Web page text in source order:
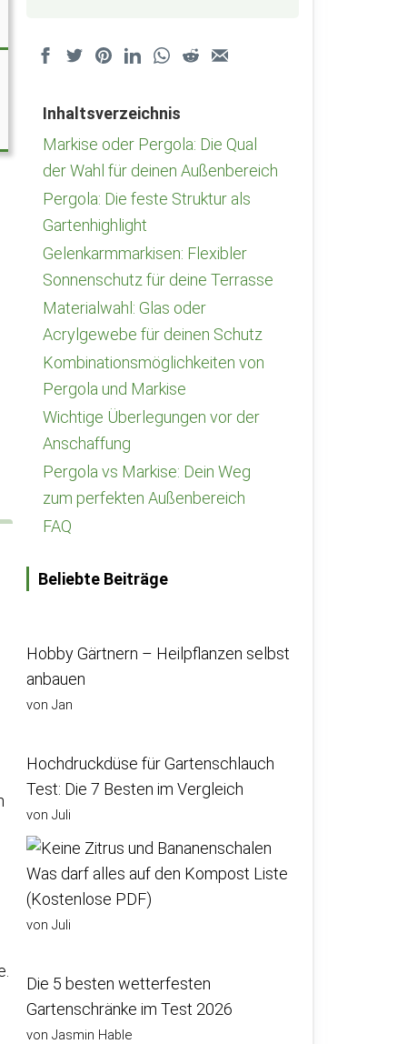
Inhaltsverzeichnis
Markise oder Pergola: Die Qual
der Wahl für deinen Außenbereich
Pergola: Die feste Struktur als
Gartenhighlight
Gelenkarmmarkisen: Flexibler
Sonnenschutz für deine Terrasse
Materialwahl: Glas oder
Acrylgewebe für deinen Schutz
Kombinationsmöglichkeiten von
Pergola und Markise
Wichtige Überlegungen vor der
Anschaffung
Pergola vs Markise: Dein Weg
zum perfekten Außenbereich
FAQ
Beliebte Beiträge
Hobby Gärtnern – Heilpflanzen selbst
anbauen
von Jan
Hochdruckdüse für Gartenschlauch
Test: Die 7 Besten im Vergleich
von Juli
Was darf alles auf den Kompost Liste
(Kostenlose PDF)
von Juli
Die 5 besten wetterfesten
Gartenschränke im Test 2026
von Jasmin Hable